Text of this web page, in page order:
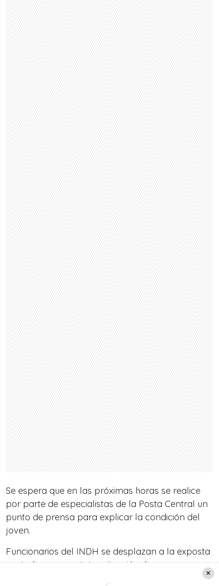
Se espera que en las próximas horas se realice
por parte de especialistas de la Posta Central un
punto de prensa para explicar la condición del
joven.
Funcionarios del INDH se desplazan a la exposta
central para constatar situación de una persona